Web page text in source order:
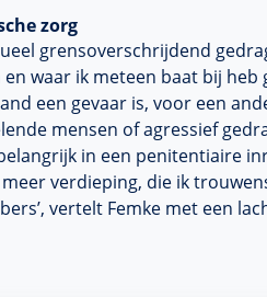
zorg
grensoverschrijdend
waar ik meteen baat bij heb
een gevaar is, voor een
mensen of agressief
in een penitentiaire
verdieping, die ik
vertelt Femke met een